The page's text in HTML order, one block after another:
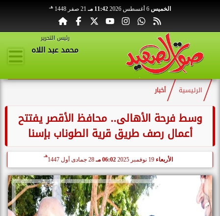
الخميس 11:42 مـ 21 صفر 1448 هـ
رئيس التحرير
محمد عبد اللاه
الرئيسية أخبار
وسط فرحة الأهالى.. محافظ الأقصر يفتتح
أعمال رصف طريق قرية الطوناب بإسنا
الأربعاء 19 نوفمبر 2025 06:02 مـ 28 جمادى أول 1447
هـ